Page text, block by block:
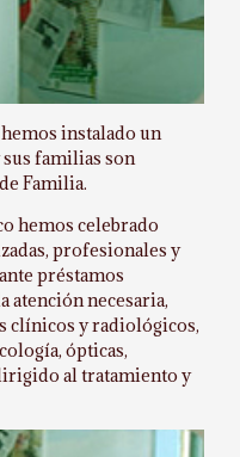
instalado un
familias son
Familia.
hemos celebrado
profesionales y
préstamos
atención necesaria,
clínicos y radiológicos,
ópticas,
al tratamiento y